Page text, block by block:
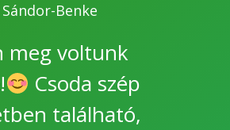
Benke
meg voltunk
Csoda szép
található,